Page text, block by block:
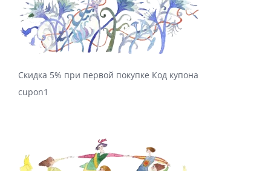
Скидка 5% при первой покупке Код купона
cupon1